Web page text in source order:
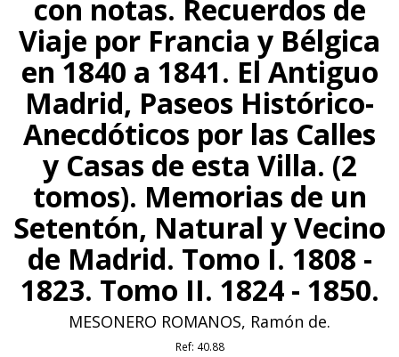
con notas. Recuerdos de
Viaje por Francia y Bélgica
en 1840 a 1841. El Antiguo
Madrid, Paseos Histórico-
Anecdóticos por las Calles
y Casas de esta Villa. (2
tomos). Memorias de un
Setentón, Natural y Vecino
de Madrid. Tomo I. 1808 -
1823. Tomo II. 1824 - 1850.
MESONERO ROMANOS, Ramón de.
Ref: 40.88